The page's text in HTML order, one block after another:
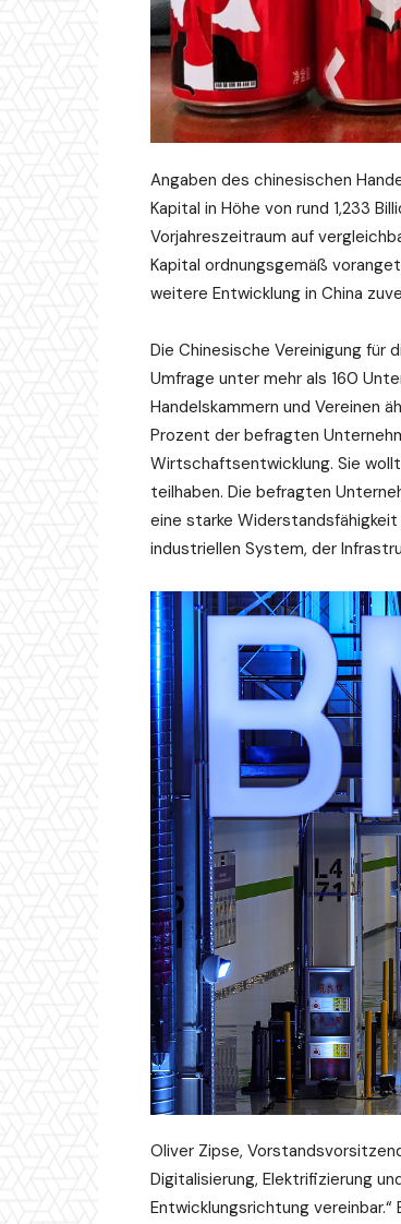
Angaben des chinesischen
Kapital in Höhe von rund 1,233
Vorjahreszeitraum auf
Kapital ordnungsgemäß
weitere Entwicklung in China
Die Chinesische Vereinigung für
Umfrage unter mehr als 160
Handelskammern und Vereinen
Prozent der befragten
Wirtschaftsentwicklung. Sie
teilhaben. Die befragten
eine starke
industriellen System, der
Oliver Zipse,
Digitalisierung, Elektrifizierung
Entwicklungsrichtung